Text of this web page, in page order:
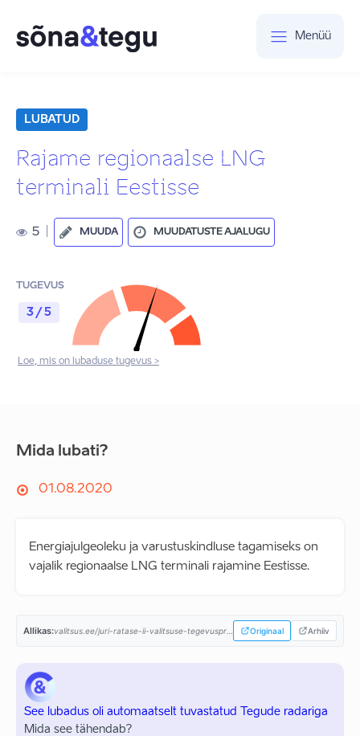
Menüü
LUBATUD
Rajame regionaalse LNG
terminali Eestisse
5 MUUDA MUUDATUSTE AJALUGU
TUGEVUS
3 / 5
Loe, mis on lubaduse tugevus >
Mida lubati?
01.08.2020
Energiajulgeoleku ja varustuskindluse tagamiseks on
vajalik regionaalse LNG terminali rajamine Eestisse.
Allikas: Originaal Arhiiv
See lubadus oli automaatselt tuvastatud Tegude radariga
Mida see tähendab?